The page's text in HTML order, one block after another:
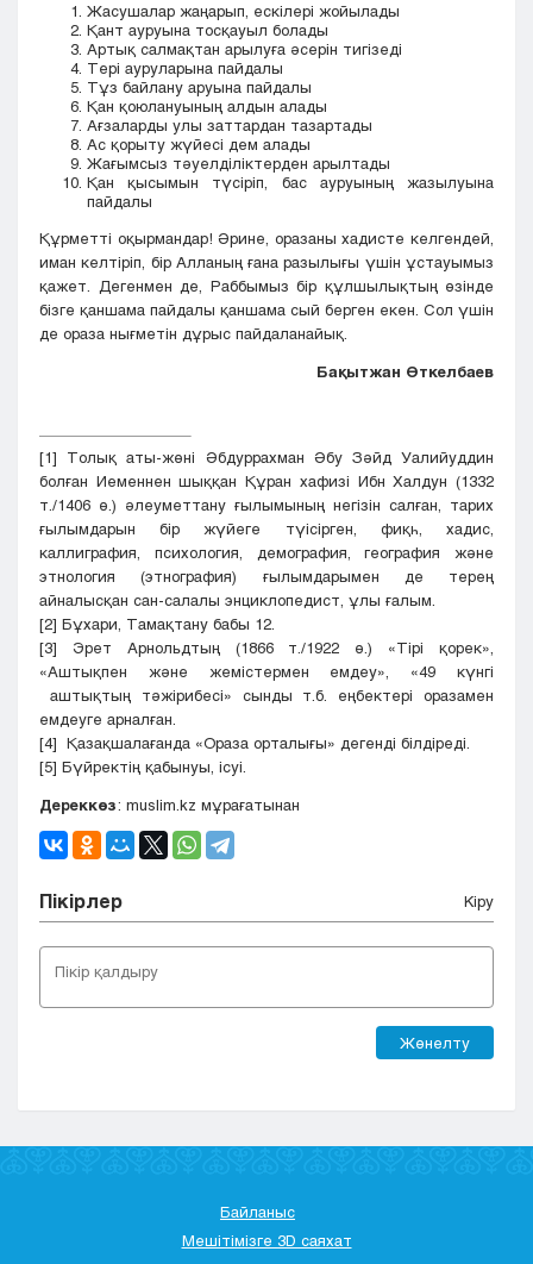
Жасушалар жаңарып, ескілері жойылады
Қант ауруына тосқауыл болады
Артық салмақтан арылуға әсерін тигізеді
Тері ауруларына пайдалы
Тұз байлану аруына пайдалы
Қан қоюлануының алдын алады
Ағзаларды улы заттардан тазартады
Ас қорыту жүйесі дем алады
Жағымсыз тәуелділіктерден арылтады
Қан қысымын түсіріп, бас ауруының жазылуына
пайдалы
Құрметті оқырмандар! Әрине, оразаны хадисте келгендей,
иман келтіріп, бір Алланың ғана разылығы үшін ұстауымыз
қажет. Дегенмен де, Раббымыз бір құлшылықтың өзінде
бізге қаншама пайдалы қаншама сый берген екен. Сол үшін
де ораза нығметін дұрыс пайдаланайық.
Бақытжан Өткелбаев
[1] Толық аты-жөні Әбдуррахман Әбу Зәйд Уалийуддин
болған Иеменнен шыққан Құран хафизі Ибн Халдун (1332
т./1406 ө.) әлеуметтану ғылымының негізін салған, тарих
ғылымдарын бір жүйеге түісірген, фиқһ, хадис,
каллиграфия, психология, демография, география және
этнология (этнография) ғылымдарымен де терең
айналысқан сан-салалы энциклопедист, ұлы ғалым.
[2] Бұхари, Тамақтану бабы 12.
[3] Эрет Арнольдтың (1866 т./1922 ө.) «Тірі қорек»,
«Аштықпен және жемістермен емдеу», «49 күнгі
аштықтың тәжірибесі» сынды т.б. еңбектері оразамен
емдеуге арналған.
[4] Қазақшалағанда «Ораза орталығы» дегенді білдіреді.
[5] Бүйректің қабынуы, ісуі.
Дереккөз: muslim.kz мұрағатынан
Пікірлер Кіру
Жөнелту
Байланыс
Мешітімізге 3D саяхат